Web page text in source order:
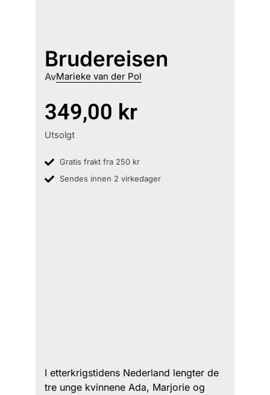
Brudereisen
AvMarieke van der Pol
349,00 kr
Utsolgt
Gratis frakt fra 250 kr
Sendes innen 2 virkedager
I etterkrigstidens Nederland lengter de
tre unge kvinnene Ada, Marjorie og